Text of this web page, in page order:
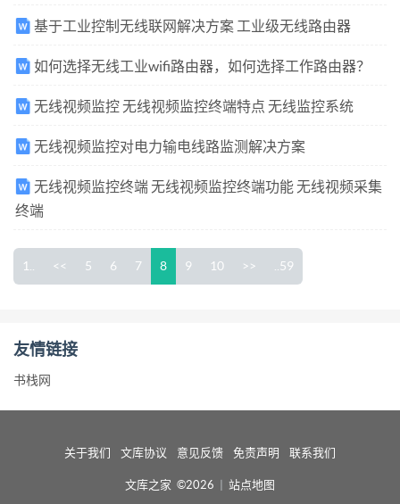
基于工业控制无线联网解决方案 工业级无线路由器
如何选择无线工业wifi路由器，如何选择工作路由器？
无线视频监控 无线视频监控终端特点 无线监控系统
无线视频监控对电力输电线路监测解决方案
无线视频监控终端 无线视频监控终端功能 无线视频采集
终端
1.. << 5 6 7 8 9 10 >> ..59
友情链接
书栈网
关于我们 文库协议 意见反馈 免责声明 联系我们
文库之家 ©2026 | 站点地图